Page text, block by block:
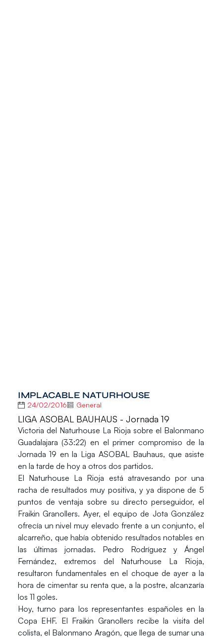
IMPLACABLE NATURHOUSE
24/02/2016 General
LIGA ASOBAL BAUHAUS - Jornada 19
Victoria del Naturhouse La Rioja sobre el Balonmano
Guadalajara (33:22) en el primer compromiso de la
Jornada 19 en la Liga ASOBAL Bauhaus, que asiste
en la tarde de hoy a otros dos partidos.
El Naturhouse La Rioja está atravesando por una
racha de resultados muy positiva, y ya dispone de 5
puntos de ventaja sobre su directo perseguidor, el
Fraikin Granollers. Ayer, el equipo de Jota González
ofrecía un nivel muy elevado frente a un conjunto, el
alcarreño, que había obtenido resultados notables en
las últimas jornadas. Pedro Rodríguez y Ángel
Fernández, extremos del Naturhouse La Rioja,
resultaron fundamentales en el choque de ayer a la
hora de cimentar su renta que, a la postre, alcanzaría
los 11 goles.
Hoy, turno para los representantes españoles en la
Copa EHF. El Fraikin Granollers recibe la visita del
colista, el Balonmano Aragón, que llega de sumar una